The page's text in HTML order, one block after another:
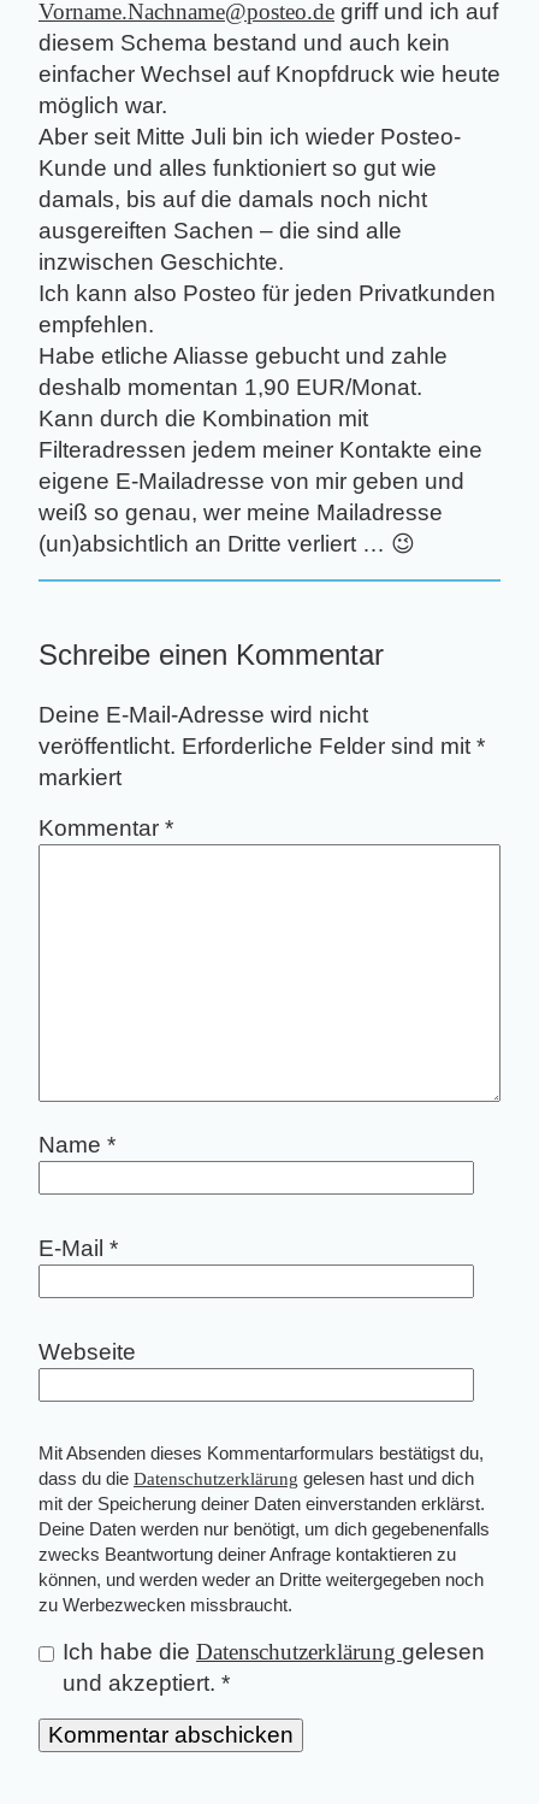
Vorname.Nachname@posteo.de griff und ich auf
diesem Schema bestand und auch kein
einfacher Wechsel auf Knopfdruck wie heute
möglich war.
Aber seit Mitte Juli bin ich wieder Posteo-
Kunde und alles funktioniert so gut wie
damals, bis auf die damals noch nicht
ausgereiften Sachen – die sind alle
inzwischen Geschichte.
Ich kann also Posteo für jeden Privatkunden
empfehlen.
Habe etliche Aliasse gebucht und zahle
deshalb momentan 1,90 EUR/Monat.
Kann durch die Kombination mit
Filteradressen jedem meiner Kontakte eine
eigene E-Mailadresse von mir geben und
weiß so genau, wer meine Mailadresse
(un)absichtlich an Dritte verliert … 😉
Schreibe einen Kommentar
Deine E-Mail-Adresse wird nicht
veröffentlicht. Erforderliche Felder sind mit *
markiert
Kommentar *
Name *
E-Mail *
Webseite
Mit Absenden dieses Kommentarformulars bestätigst du,
dass du die Datenschutzerklärung gelesen hast und dich
mit der Speicherung deiner Daten einverstanden erklärst.
Deine Daten werden nur benötigt, um dich gegebenenfalls
zwecks Beantwortung deiner Anfrage kontaktieren zu
können, und werden weder an Dritte weitergegeben noch
zu Werbezwecken missbraucht.
Ich habe die Datenschutzerklärung gelesen
und akzeptiert. *